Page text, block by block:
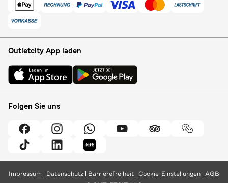
Outletcity App laden
Folgen Sie uns
Impressum Datenschutz Barrierefreiheit Cookie-Einstellungen AGB